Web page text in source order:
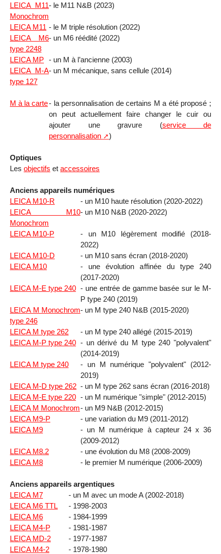
LEICA M11
Monochrom
- le M11 N&B (2023)
LEICA M11 - le M triple résolution (2022)
LEICA M6
type 2248
- un M6 réédité (2022)
LEICA MP - un M à l’ancienne (2003)
LEICA M-A
type 127
- un M mécanique, sans cellule (2014)
M à la carte- la personnalisation de certains M a été proposé ;
on peut actuellement faire changer le cuir ou
ajouter une gravure (service de
personnalisation
)
Optiques
Les objectifs et accessoires
Anciens appareils numériques
LEICA M10-R
- un M10 haute résolution (2020-2022)
LEICA M10
Monochrom
- un M10 N&B (2020-2022)
LEICA M10-P
- un M10 légèrement modifié (2018-
2022)
LEICA M10-D
- un M10 sans écran (2018-2020)
LEICA M10
- une évolution affinée du type 240
(2017-2020)
LEICA M-E type 240 - une entrée de gamme basée sur le M-
P type 240 (2019)
LEICA M Monochrom
type 246
- un M type 240 N&B (2015-2020)
LEICA M type 262
- un M type 240 allégé (2015-2019)
LEICA M-P type 240 - un dérivé du M type 240 "polyvalent"
(2014-2019)
LEICA M type 240
- un M numérique "polyvalent" (2012-
2019)
LEICA M-D type 262 - un M type 262 sans écran (2016-2018)
LEICA M-E type 220 - un M numérique "simple" (2012-2015)
LEICA M Monochrom- un M9 N&B (2012-2015)
LEICA M9-P
- une variation du M9 (2011-2012)
LEICA M9
- un M numérique à capteur 24 x 36
(2009-2012)
LEICA M8.2
- une évolution du M8 (2008-2009)
LEICA M8
- le premier M numérique (2006-2009)
Anciens appareils argentiques
LEICA M7
- un M avec un mode A (2002-2018)
LEICA M6 TTL
- 1998-2003
LEICA M6
- 1984-1999
LEICA M4-P
- 1981-1987
LEICA MD-2
- 1977-1987
LEICA M4-2
- 1978-1980